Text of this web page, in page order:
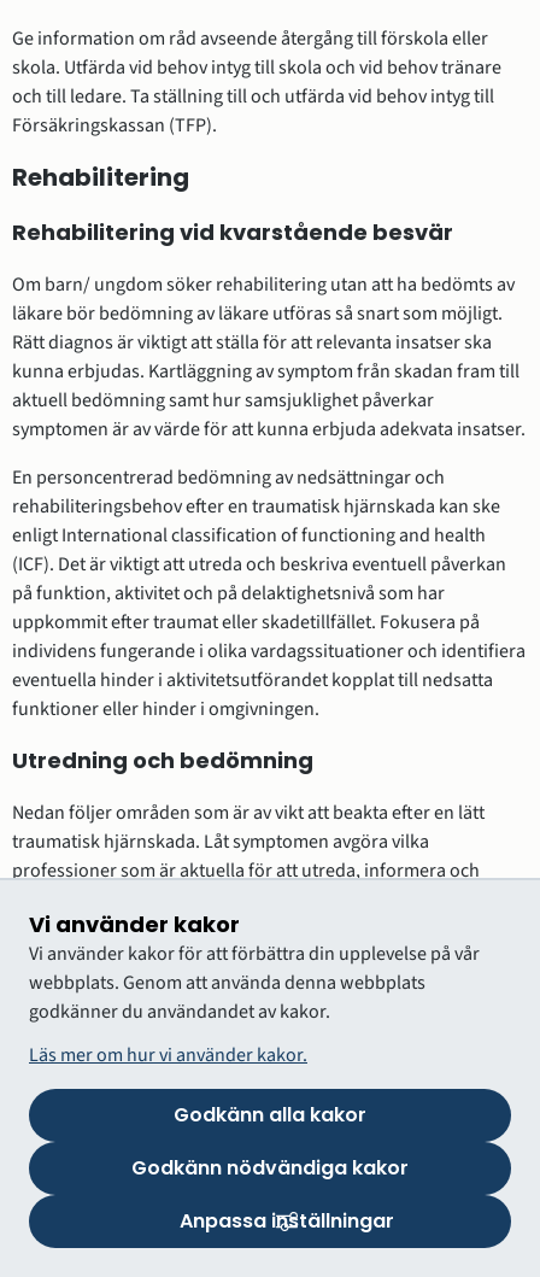
Vi använder kakor
Vi använder kakor för att förbättra din upplevelse på vår
webbplats. Genom att använda denna webbplats
godkänner du användandet av kakor.
Läs mer om hur vi använder kakor.
Godkänn alla kakor
Godkänn nödvändiga kakor
Anpassa inställningar
Ge information om råd avseende återgång till förskola eller
skola. Utfärda vid behov intyg till skola och vid behov tränare
och till ledare. Ta ställning till och utfärda vid behov intyg till
Försäkringskassan (TFP).
Rehabilitering
Rehabilitering vid kvarstående besvär
Om barn/ ungdom söker rehabilitering utan att ha bedömts av
läkare bör bedömning av läkare utföras så snart som möjligt.
Rätt diagnos är viktigt att ställa för att relevanta insatser ska
kunna erbjudas. Kartläggning av symptom från skadan fram till
aktuell bedömning samt hur samsjuklighet påverkar
symptomen är av värde för att kunna erbjuda adekvata insatser.
En personcentrerad bedömning av nedsättningar och
rehabiliteringsbehov efter en traumatisk hjärnskada kan ske
enligt International classification of functioning and health
(ICF). Det är viktigt att utreda och beskriva eventuell påverkan
på funktion, aktivitet och på delaktighetsnivå som har
uppkommit efter traumat eller skadetillfället. Fokusera på
individens fungerande i olika vardagssituationer och identifiera
eventuella hinder i aktivitetsutförandet kopplat till nedsatta
funktioner eller hinder i omgivningen.
Utredning och bedömning
Nedan följer områden som är av vikt att beakta efter en lätt
traumatisk hjärnskada. Låt symptomen avgöra vilka
professioner som är aktuella för att utreda, informera och
Kognition
En lätt traumatisk hjärnskada medför ofta negativ påverkan på
mental uttröttbarhet. Bedöm nuvarande funktion i jämförelse
med funktion före skadetillfället.
Kartlägg symtom i situationer med krav på:
arbetsminne, till exempel huvudräkning, kapacitet att
följa med i muntliga genomgångar av nya
kunskapsområden i skolan